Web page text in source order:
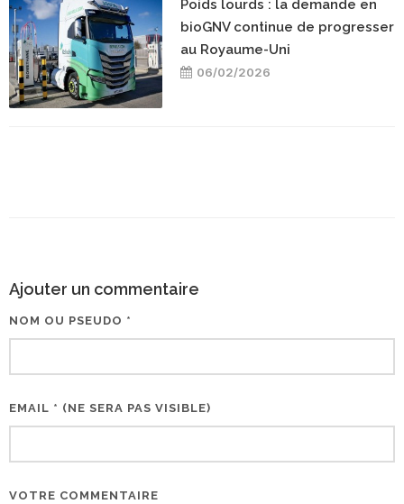
Poids lourds : la demande en
bioGNV continue de progresser
au Royaume-Uni
06/02/2026
Ajouter un commentaire
NOM OU PSEUDO *
EMAIL * (NE SERA PAS VISIBLE)
VOTRE COMMENTAIRE